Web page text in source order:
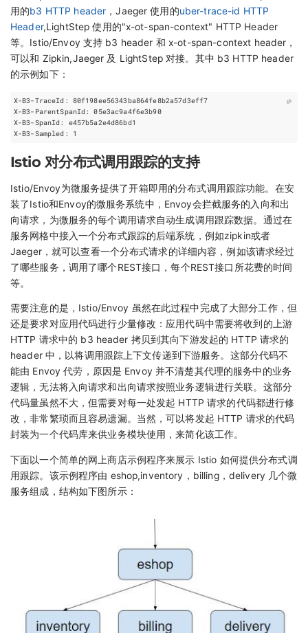
用的b3 HTTP header ，Jaeger 使用的uber-trace-id HTTP
Header,LightStep 使用的"x-ot-span-context" HTTP Header
等。Istio/Envoy 支持 b3 header 和 x-ot-span-context header，
可以和 Zipkin,Jaeger 及 LightStep 对接。其中 b3 HTTP header
的示例如下：
X-B3-ParentSpanId: 05e3ac9a4f6e3b90
Istio 对分布式调用跟踪的支持
Istio/Envoy为微服务提供了开箱即用的分布式调用跟踪功能。在安
装了Istio和Envoy的微服务系统中，Envoy会拦截服务的入向和出
向请求，为微服务的每个调用请求自动生成调用跟踪数据。通过在
服务网格中接入一个分布式跟踪的后端系统，例如zipkin或者
Jaeger，就可以查看一个分布式请求的详细内容，例如该请求经过
了哪些服务，调用了哪个REST接口，每个REST接口所花费的时间
等。
需要注意的是，Istio/Envoy 虽然在此过程中完成了大部分工作，但
还是要求对应用代码进行少量修改：应用代码中需要将收到的上游
HTTP 请求中的 b3 header 拷贝到其向下游发起的 HTTP 请求的
header 中，以将调用跟踪上下文传递到下游服务。这部分代码不
能由 Envoy 代劳，原因是 Envoy 并不清楚其代理的服务中的业务
逻辑，无法将入向请求和出向请求按照业务逻辑进行关联。这部分
代码量虽然不大，但需要对每一处发起 HTTP 请求的代码都进行修
改，非常繁琐而且容易遗漏。当然，可以将发起 HTTP 请求的代码
封装为一个代码库来供业务模块使用，来简化该工作。
下面以一个简单的网上商店示例程序来展示 Istio 如何提供分布式调
用跟踪。该示例程序由 eshop,inventory，billing，delivery 几个微
服务组成，结构如下图所示：